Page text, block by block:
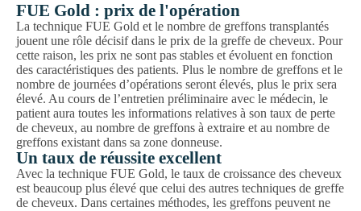
FUE Gold : prix de l'opération
La technique FUE Gold et le nombre de greffons transplantés
jouent une rôle décisif dans le prix de la greffe de cheveux. Pour
cette raison, les prix ne sont pas stables et évoluent en fonction
des caractéristiques des patients. Plus le nombre de greffons et le
nombre de journées d’opérations seront élevés, plus le prix sera
élevé. Au cours de l’entretien préliminaire avec le médecin, le
patient aura toutes les informations relatives à son taux de perte
de cheveux, au nombre de greffons à extraire et au nombre de
greffons existant dans sa zone donneuse.
Un taux de réussite excellent
Avec la technique FUE Gold, le taux de croissance des cheveux
est beaucoup plus élevé que celui des autres techniques de greffe
de cheveux. Dans certaines méthodes, les greffons peuvent ne